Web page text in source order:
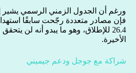
26.4 للإطلاق، وهو ما يبدو أنه لن يتحقق
الأخيرة.
شراكة مع جوجل ودعم جيميني